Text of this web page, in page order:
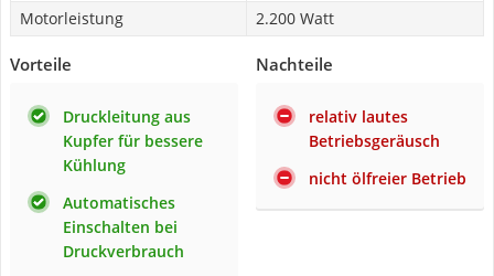
Motorleistung
2.200 Watt
Vorteile
Druckleitung aus
Kupfer für bessere
Kühlung
Automatisches
Einschalten bei
Druckverbrauch
Nachteile
relativ lautes
Betriebsgeräusch
nicht ölfreier Betrieb